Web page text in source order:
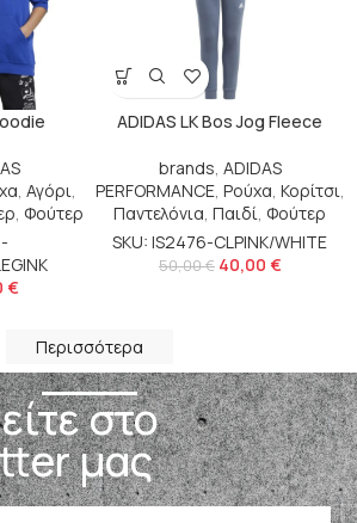
, Αγόρι,
,Φούτερ
€
ADIDAS LK Bos Jog Fleece
brands, ADIDAS
PERFORMANCE, Ρούχα, Κορίτσι,
Παντελόνια,Παιδί,Φούτερ
SKU: IS2476-CLPINK/WHITE
50,00€ 40,00 €
Περισσότερα
στο
μας